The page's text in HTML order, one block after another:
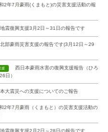
2年7月豪雨(くまもと)の災害支援活動の報
震復興支援3月2日～31日の報告です
部豪雨災害支援の報告です(3月12日～29
援
西日本豪雨水害の復興支援報告（ひろ
日）
大震災への支援についてのご報告
2年7月豪雨（くまもと）の災害支援活動の
震復興支援2月2日～28日の報告です